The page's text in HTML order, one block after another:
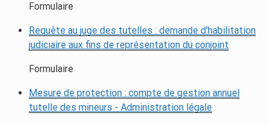
Formulaire
Requête au juge des tutelles : demande d'habilitation
judiciaire aux fins de représentation du conjoint
Formulaire
Mesure de protection : compte de gestion annuel
tutelle des mineurs - Administration légale